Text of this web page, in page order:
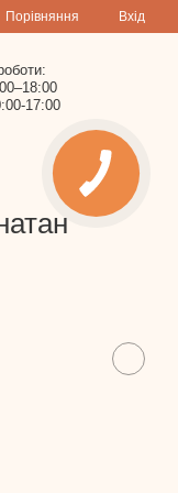
Порівняння Вхід
17:00